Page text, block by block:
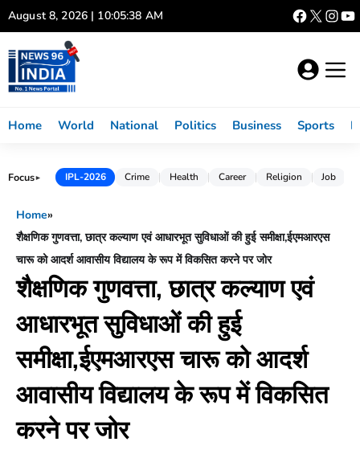
Skip
to
content
August 8, 2026 | 10:05:39 AM
Home World National Politics Business Sports
Focus► IPL-2026 Crime Health Career Religion Job
Home»
शैक्षणिक गुणवत्ता, छात्र कल्याण एवं आधारभूत सुविधाओं की हुई समीक्षा,ईएमआरएस
चारू को आदर्श आवासीय विद्यालय के रूप में विकसित करने पर जोर
शैक्षणिक गुणवत्ता, छात्र कल्याण एवं
आधारभूत सुविधाओं की हुई
समीक्षा,ईएमआरएस चारू को आदर्श
आवासीय विद्यालय के रूप में विकसित
करने पर जोर